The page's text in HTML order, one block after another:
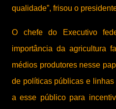
qualidade”, frisou o
O chefe do Executivo
importância da agricultura
médios produtores nesse
de políticas públicas e
a esse público para